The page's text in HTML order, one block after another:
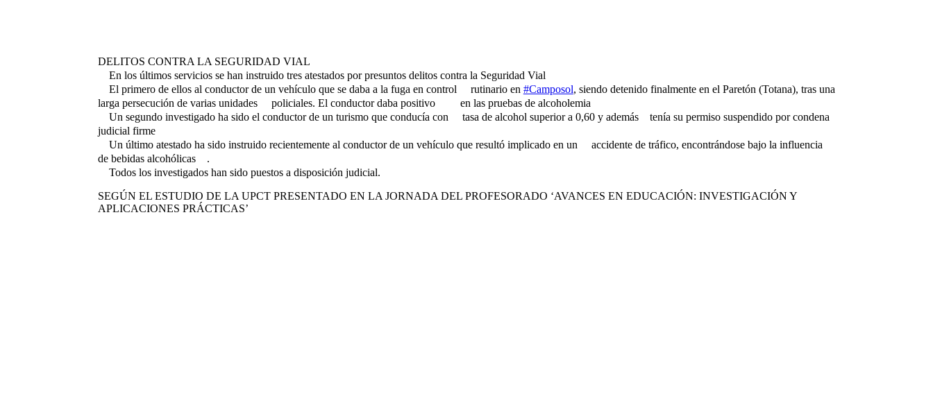
DELITOS CONTRA LA SEGURIDAD VIAL
En los últimos servicios se han instruido tres atestados por presuntos delitos contra la Seguridad Vial
El primero de ellos al conductor de un vehículo que se daba a la fuga en control
rutinario en #Camposol, siendo detenido finalmente en el Paretón (Totana), tras una
larga persecución de varias unidades
policiales. El conductor daba positivo
en las pruebas de alcoholemia
Un segundo investigado ha sido el conductor de un turismo que conducía con
tasa de alcohol superior a 0,60 y además
tenía su permiso suspendido por condena
judicial firme
Un último atestado ha sido instruido recientemente al conductor de un vehículo que resultó implicado en un
accidente de tráfico, encontrándose bajo la influencia
de bebidas alcohólicas
.
Todos los investigados han sido puestos a disposición judicial.
SEGÚN EL ESTUDIO DE LA UPCT PRESENTADO EN LA JORNADA DEL PROFESORADO ‘AVANCES EN EDUCACIÓN: INVESTIGACIÓN Y
APLICACIONES PRÁCTICAS’